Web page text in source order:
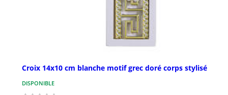
Croix 14x10 cm blanche motif grec doré corps stylisé
DISPONIBLE